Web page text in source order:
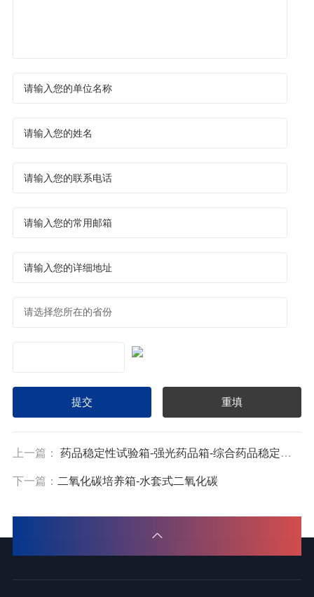
上一篇： 药品稳定性试验箱-强光药品箱-综合药品稳定性试验箱
下一篇： 二氧化碳培养箱-水套式二氧化碳